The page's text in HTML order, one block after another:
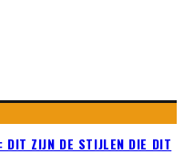
ZIJN DE STIJLEN DIE DIT